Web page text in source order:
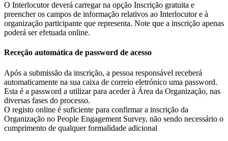
O Interlocutor deverá carregar na opção Inscrição gratuita e
preencher os campos de informação relativos ao Interlocutor e à
organização participante que representa. Note que a inscrição apenas
poderá ser efetuada online.
Receção automática de password de acesso
Após a submissão da inscrição, a pessoa responsável receberá
automaticamente na sua caixa de correio eletrónico uma password.
Esta é a password a utilizar para aceder à Área da Organização, nas
diversas fases do processo.
O registo online é suficiente para confirmar a inscrição da
Organização no People Engagement Survey, não sendo necessário o
cumprimento de qualquer formalidade adicional